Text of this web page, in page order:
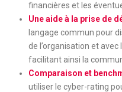
financières et les
Une aide à la prise de
langage commun pour
de l’organisation et
facilitant ainsi la
Comparaison et
utiliser le cyber-rating